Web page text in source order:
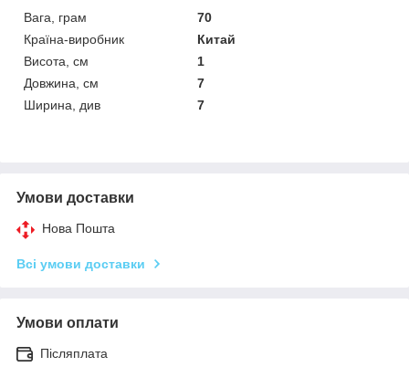
Вага, грам
70
Країна-виробник
Китай
Висота, см
1
Довжина, см
7
Ширина, див
7
Умови доставки
Нова Пошта
Всі умови доставки
Умови оплати
Післяплата